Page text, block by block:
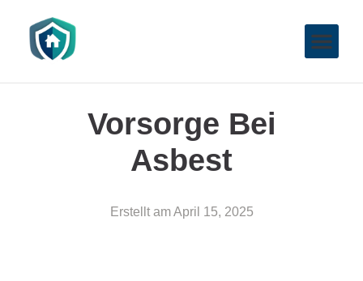
Vorsorge Bei
Asbest
Erstellt am April 15, 2025